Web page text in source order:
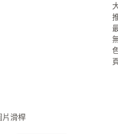
片滑桿